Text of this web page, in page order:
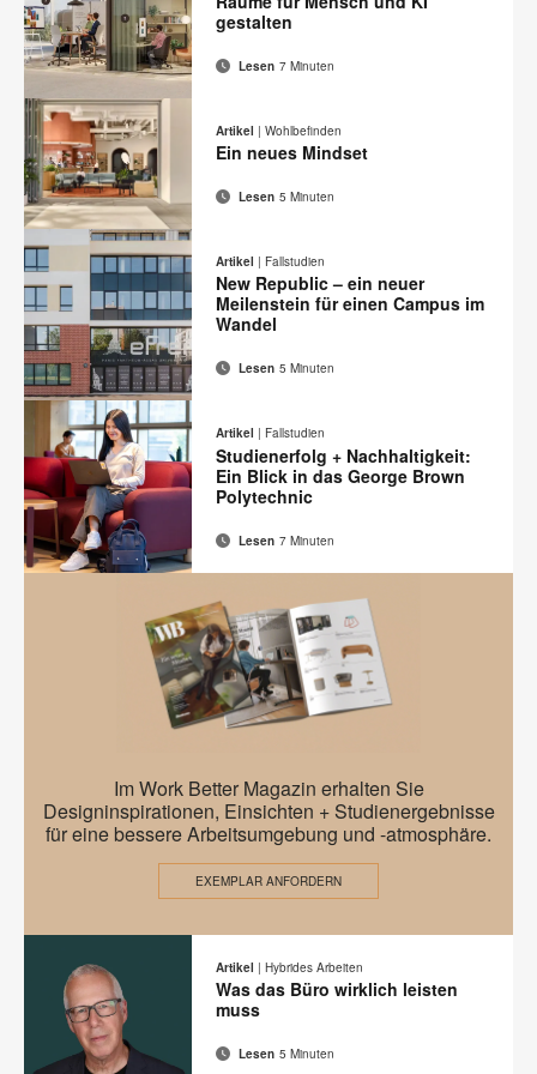
drucken
Facebook
teilen
Twitter
teilen
Pinterest
teilen
LinkedIn
teilen
E-
Mail-
Adresse
Diese
Seite
drucken
gestalten
Lesen 7 Minuten
Auf
Facebook
teilen
Auf
Twitter
teilen
Auf
Pinterest
teilen
Auf
LinkedIn
teilen
E-
Mail-
Adresse
Diese
Seite
drucken
Artikel | Wohlbefinden
Ein neues Mindset
Lesen 5 Minuten
Auf
Facebook
teilen
Auf
Twitter
teilen
Auf
Pinterest
teilen
Auf
LinkedIn
teilen
E-
Mail-
Adresse
Diese
Seite
drucken
Artikel | Fallstudien
New Republic – ein neuer
Meilenstein für einen Campus im
Wandel
Lesen 5 Minuten
AufAufAufAuf E-
Adresse
Diese
Seite
drucken
Artikel | Fallstudien
Studienerfolg + Nachhaltigkeit:
Ein Blick in das George Brown
Polytechnic
Lesen 7 Minuten
Work
Better
–
A
New
Mindset
Im Work Better Magazin erhalten Sie
Designinspirationen, Einsichten + Studienergebnisse
für eine bessere Arbeitsumgebung und -atmosphäre.
EXEMPLAR ANFORDERN
Artikel | Hybrides Arbeiten
Was das Büro wirklich leisten
muss
Lesen 5 Minuten